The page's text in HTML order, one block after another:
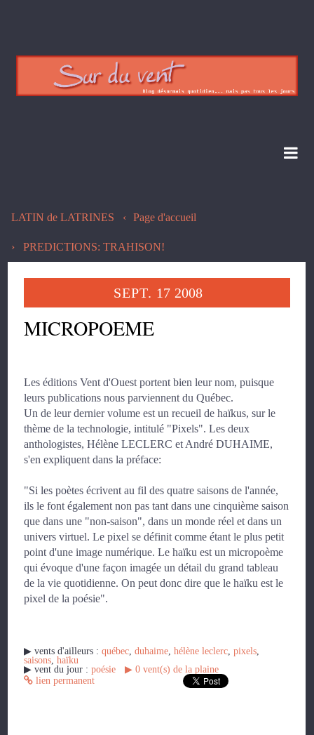
LATIN de LATRINES Page d'accueil
PREDICTIONS: TRAHISON!
SEPT. 17 2008
MICROPOEME
Les éditions Vent d'Ouest portent bien leur nom, puisque
leurs publications nous parviennent du Québec.
Un de leur dernier volume est un recueil de haïkus, sur le
thème de la technologie, intitulé "Pixels". Les deux
anthologistes, Hélène LECLERC et André DUHAIME,
s'en expliquent dans la préface:
"Si les poètes écrivent au fil des quatre saisons de l'année,
ils le font également non pas tant dans une cinquième saison
que dans une "non-saison", dans un monde réel et dans un
univers virtuel. Le pixel se définit comme étant le plus petit
point d'une image numérique. Le haïku est un micropoème
qui évoque d'une façon imagée un détail du grand tableau
de la vie quotidienne. On peut donc dire que le haïku est le
pixel de la poésie".
▶︎ vents d'ailleurs :québec ,duhaime ,hélène leclerc ,pixels
saisons ,haïku
▶︎ vent du jour :poésie ▶︎ 0 vent(s) de la plaine
lien permanent